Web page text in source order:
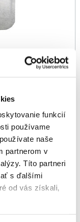
funkcií
používame
naše
partnerom v
Títo partneri
s ďalšími
od vás získali,
w